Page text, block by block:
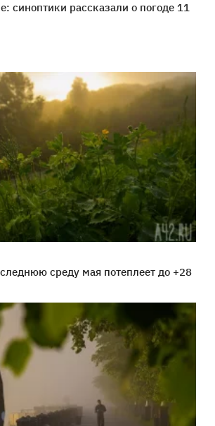
синоптики рассказали о погоде 11
среду мая потеплеет до +28